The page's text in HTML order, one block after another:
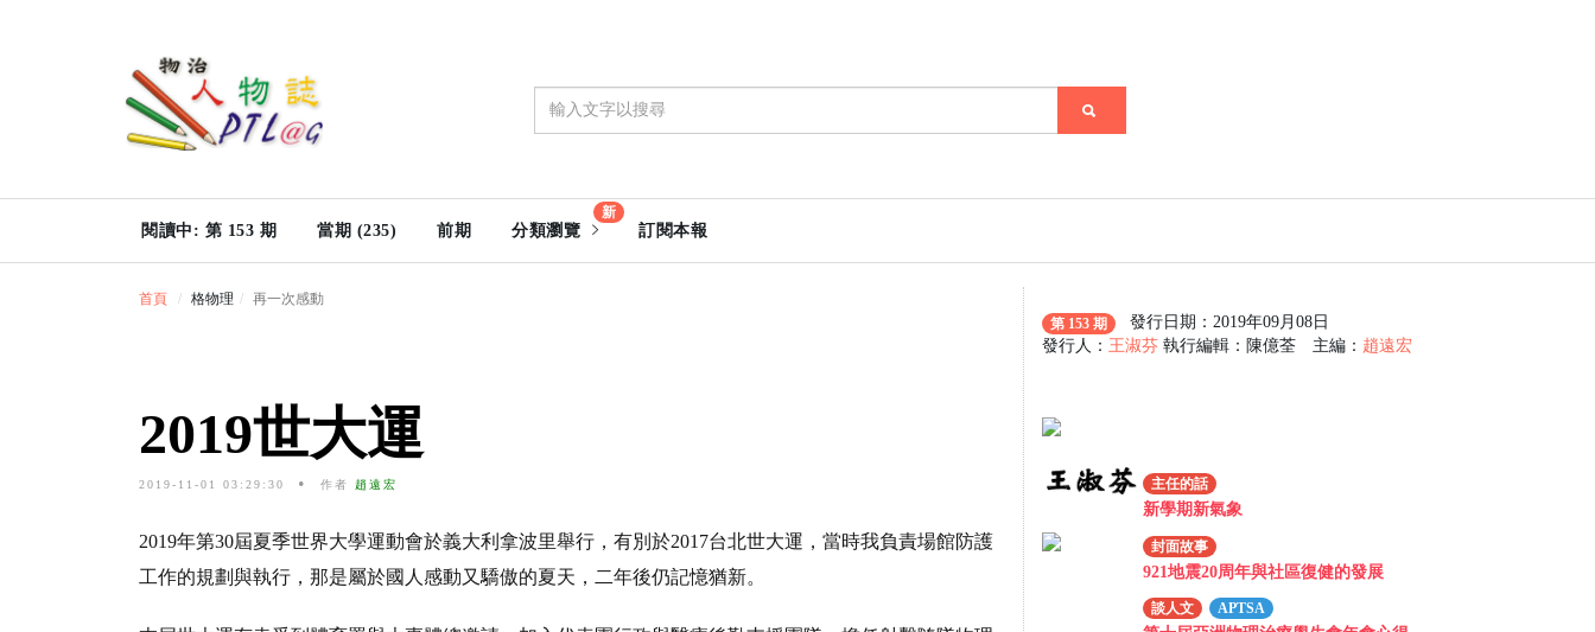
閱讀中: 第 153 期 當期 (235) 前期 分類瀏覽
新
訂閱本報
首頁 格物理 再一次感動
2019世大運
2019-11-01 03:29:30 作者 趙遠宏
2019年第30屆夏季世界大學運動會於義大利拿波里舉行，有別於2017台北世大運，當時我負責場館防護
工作的規劃與執行，那是屬於國人感動又驕傲的夏天，二年後仍記憶猶新。
第 153 期
發行日期：2019年09月08日
發行人： 王淑芬 執行編輯：陳億荃 主編： 趙遠宏
主任的話
新學期新氣象
封面故事
921地震20周年與社區復健的發展
談人文 APTSA